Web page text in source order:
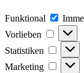
Funktional
Vorlieben
Statistiken
Marketing